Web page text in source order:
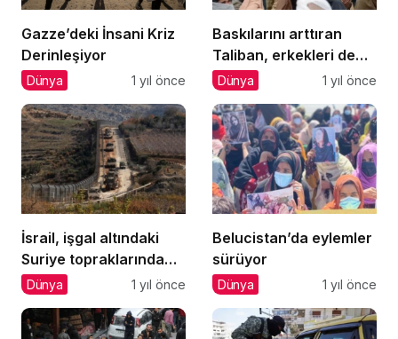
Gazze’deki İnsani Kriz
Derinleşiyor
Dünya 1 yıl önce
Baskılarını arttıran
Taliban, erkekleri de
hedef alıyor
Dünya 1 yıl önce
İsrail, işgal altındaki
Suriye topraklarında
‘Turistik Turlar’
Dünya 1 yıl önce
Belucistan’da eylemler
sürüyor
Dünya 1 yıl önce